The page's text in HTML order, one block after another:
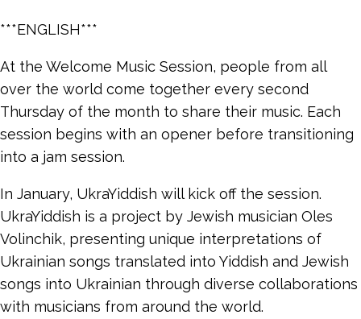
***ENGLISH***
At the Welcome Music Session, people from all
over the world come together every second
Thursday of the month to share their music. Each
session begins with an opener before transitioning
into a jam session.
In January, UkraYiddish will kick off the session.
UkraYiddish is a project by Jewish musician Oles
Volinchik, presenting unique interpretations of
Ukrainian songs translated into Yiddish and Jewish
songs into Ukrainian through diverse collaborations
with musicians from around the world.